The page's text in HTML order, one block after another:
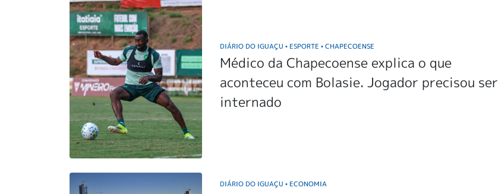
DIÁRIO DO IGUAÇU• ESPORTE• CHAPECOENSE
Médico da Chapecoense explica o que
aconteceu com Bolasie. Jogador precisou ser
internado
DIÁRIO DO IGUAÇU• ECONOMIA